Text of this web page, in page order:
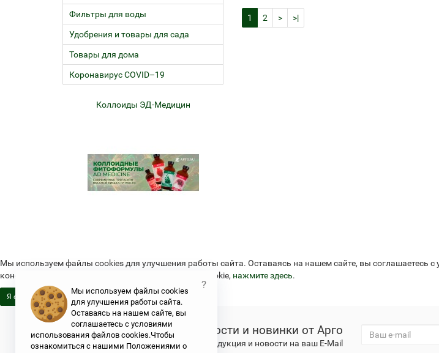
Фильтры для воды
Удобрения и товары для сада
Товары для дома
Коронавирус COVID–19
Коллоиды ЭД-Медицин
1 2 > >|
Мы используем файлы cookies для улучшения работы сайта. Оставаясь на нашем сайте, вы
конфиденциальности и об использовании файлов cookie, нажмите здесь.
Я согласен
Новости и новинки от Арго
Свежая продукция и новости на ваш E-Mail
Мы используем файлы cookies
для улучшения работы сайта.
Оставаясь на нашем сайте, вы
соглашаетесь с условиями
использования файлов cookies.Чтобы
ознакомиться с нашими Положениями о
?